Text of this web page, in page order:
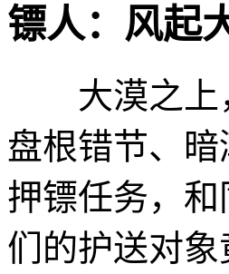
镖人：风起
大漠之上，
盘根错节、
押镖任务，
们的护送对